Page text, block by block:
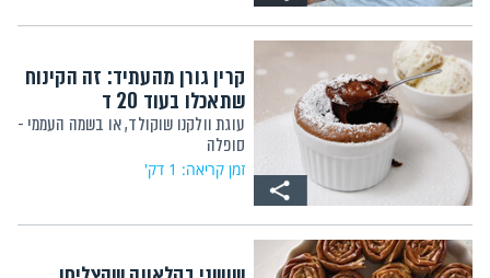
קרין גורן מהעתיד: זה הקינוח
שתאכלו בעוד 20 ד
עוגת וולקנו שוקולד, או בשמה העממי -
סופלה
זמן קריאה: 1 דק'